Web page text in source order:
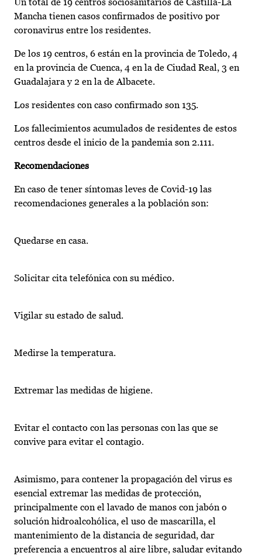
Mancha tienen casos confirmados de positivo por
coronavirus entre los residentes.
De los 19 centros, 6 están en la provincia de Toledo, 4
en la provincia de Cuenca, 4 en la de Ciudad Real, 3 en
Guadalajara y 2 en la de Albacete.
Los residentes con caso confirmado son 135.
Los fallecimientos acumulados de residentes de estos
centros desde el inicio de la pandemia son 2.111.
Recomendaciones
En caso de tener síntomas leves de Covid-19 las
recomendaciones generales a la población son:
Quedarse en casa.
Solicitar cita telefónica con su médico.
Vigilar su estado de salud.
Medirse la temperatura.
Extremar las medidas de higiene.
Evitar el contacto con las personas con las que se
convive para evitar el contagio.
Asimismo, para contener la propagación del virus es
esencial extremar las medidas de protección,
principalmente con el lavado de manos con jabón o
solución hidroalcohólica, el uso de mascarilla, el
mantenimiento de la distancia de seguridad, dar
preferencia a encuentros al aire libre, saludar evitando